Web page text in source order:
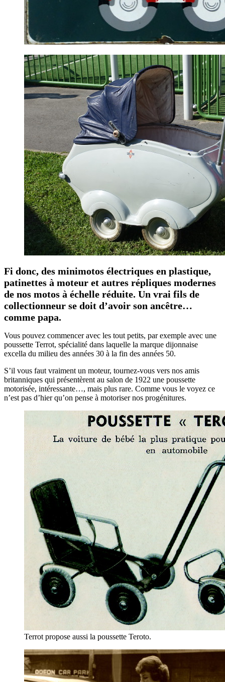
Fi donc, des minimotos électriques en plastique,
patinettes à moteur et autres répliques modernes
de nos motos à échelle réduite. Un vrai fils de
collectionneur se doit d’avoir son ancêtre…
comme papa.
Vous pouvez commencer avec les tout petits, par exemple avec une
poussette Terrot, spécialité dans laquelle la marque dijonnaise
excella du milieu des années 30 à la fin des années 50.
S’il vous faut vraiment un moteur, tournez-vous vers nos amis
britanniques qui présentèrent au salon de 1922 une poussette
motorisée, intéressante…, mais plus rare. Comme vous le voyez ce
n’est pas d’hier qu’on pense à motoriser nos progénitures.
Terrot propose aussi la poussette Teroto.